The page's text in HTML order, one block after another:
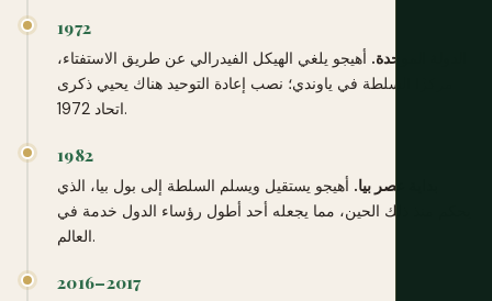
1972
الدولة الموحدة. أهيجو يلغي الهيكل الفيدرالي عن طريق الاستفتاء،
مركزًا السلطة في ياوندي؛ نصب إعادة التوحيد هناك يحيي ذكرى
اتحاد 1972.
1982
بداية عصر بيا. أهيجو يستقيل ويسلم السلطة إلى بول بيا، الذي
يحكم منذ ذلك الحين، مما يجعله أحد أطول رؤساء الدول خدمة في
العالم.
2016–2017